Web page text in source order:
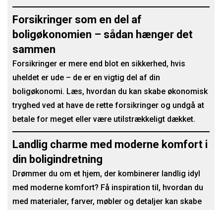
Forsikringer som en del af
boligøkonomien – sådan hænger det
sammen
Forsikringer er mere end blot en sikkerhed, hvis
uheldet er ude – de er en vigtig del af din
boligøkonomi. Læs, hvordan du kan skabe økonomisk
tryghed ved at have de rette forsikringer og undgå at
betale for meget eller være utilstrækkeligt dækket.
Landlig charme med moderne komfort i
din boligindretning
Drømmer du om et hjem, der kombinerer landlig idyl
med moderne komfort? Få inspiration til, hvordan du
med materialer, farver, møbler og detaljer kan skabe